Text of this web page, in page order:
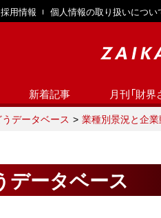
採用情報 個人情報の取り扱いについ
新着記事 月刊「財界
データベース 業種別景況と企業
データベース